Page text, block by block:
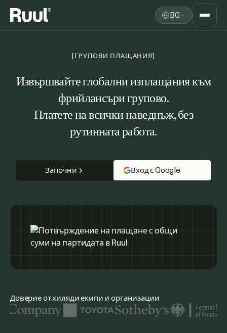
Начална страница на Ruul BG
[ГРУПОВИ ПЛАЩАНИЯ]
Извършвайте глобални изплащания към
фрийлансъри групово.
Платете на всички наведнъж, без
рутинната работа.
Започни Вход с Google
Доверие от хиляди екипи и организации